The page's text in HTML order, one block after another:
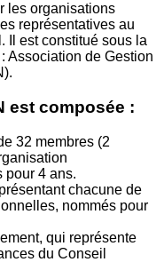
les organisations
représentatives au
Il est constitué sous la
Association de Gestion
est composée :
32 membres (2
pour 4 ans.
chacune de
nommés pour
qui représente
du Conseil